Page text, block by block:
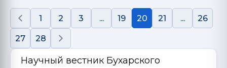
1 2 3 ... 19 20 21 ... 26
27 28
Научный вестник Бухарского